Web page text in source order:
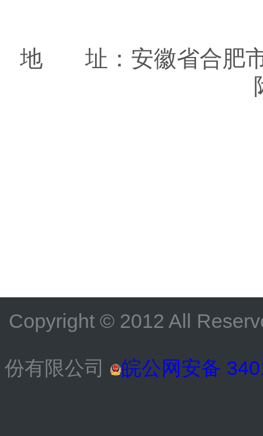
地 址：安徽省合肥市
Copyright © 2012 All
份有限公司 皖公网安备